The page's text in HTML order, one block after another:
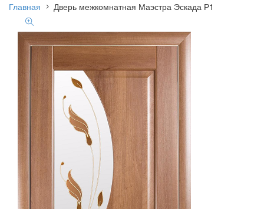
Главная Дверь межкомнатная Маэстра Эскада Р1